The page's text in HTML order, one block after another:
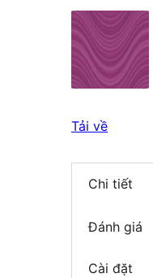
Tải về
Chi tiết
Đánh giá
Cài đặt